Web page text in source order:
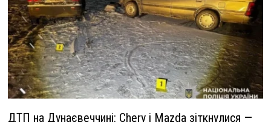
ДТП на Дунаєвеччині: Chery і Mazda зіткнулися —